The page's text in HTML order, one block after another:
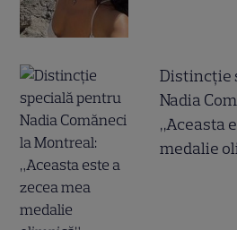
Distincție
Nadia
„Aceasta
medalie